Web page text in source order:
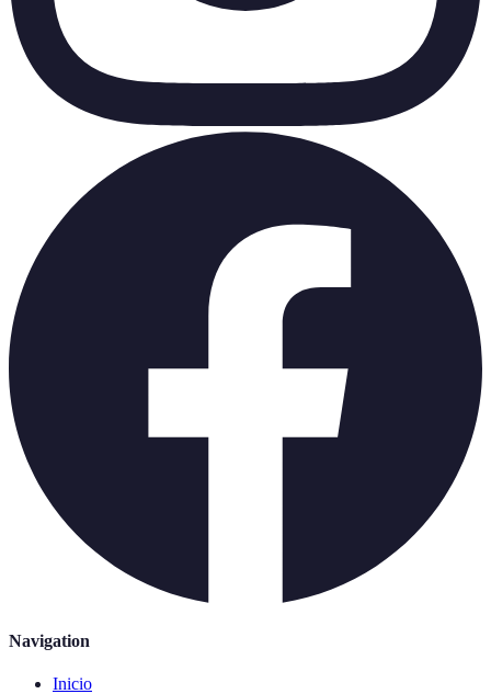
Navigation
Inicio